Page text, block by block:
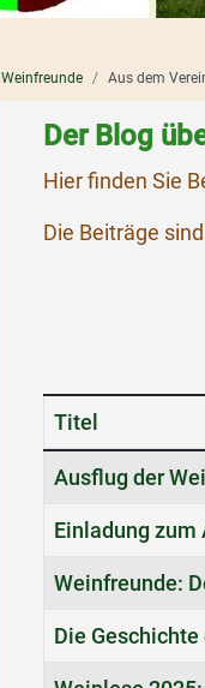
Weinfreunde Aus dem
Der Blog
Hier finden Sie
Die Beiträge
Beiträge
Titel
Ausflug der
Einladung zum
Weinfreunde:
Die